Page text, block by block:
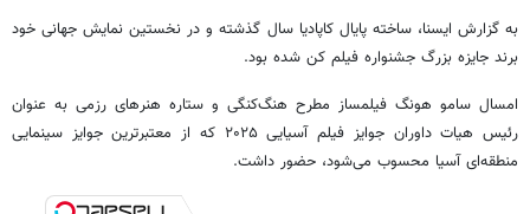
به گزارش ایسنا، ساخته پایال کاپادیا سال گذشته و در نخستین نمایش جهانی خود
برند جایزه بزرگ جشنواره فیلم کن شده بود.
امسال سامو هونگ فیلمساز مطرح هنگ‌کنگی و ستاره هنرهای رزمی به عنوان
رئیس هیات داوران جوایز فیلم آسیایی ۲۰۲۵ که از معتبرترین جوایز سینمایی
منطقه‌ای آسیا محسوب می‌شود، حضور داشت.